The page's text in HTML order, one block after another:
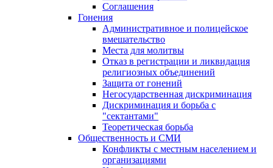
Соглашения
Гонения
Административное и полицейское
вмешательство
Места для молитвы
Отказ в регистрации и ликвидация
религиозных объединений
Защита от гонений
Негосударственная дискриминация
Дискриминация и борьба с
"сектантами"
Теоретическая борьба
Общественность и СМИ
Конфликты с местным населением и
организациями